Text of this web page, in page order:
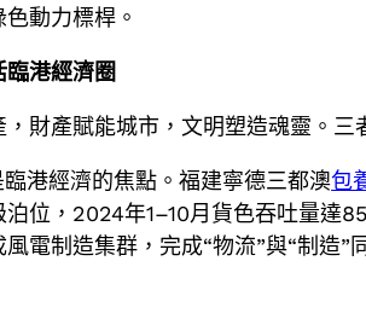
動力標桿。
港經濟圈
，財產賦能城市，文明塑造魂靈。
臨港經濟的焦點。福建寧德三都澳包
位，2024年1–10月貨色吞吐量達
電制造集群，完成“物流”與“制造”